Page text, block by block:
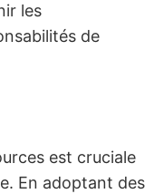
les
de
est cruciale
En adoptant des